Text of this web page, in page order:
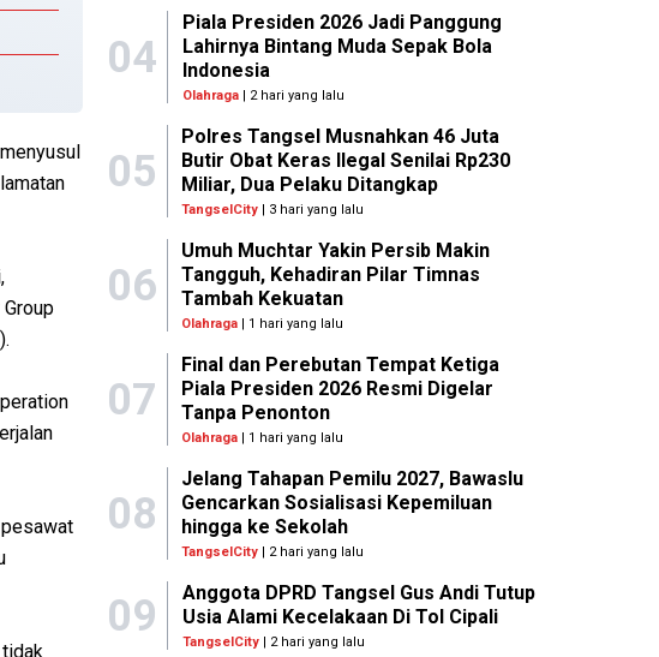
tidak
04
Piala Presiden 2026 Jadi Panggung
Lahirnya Bintang Muda Sepak Bola
Indonesia
Olahraga| 2 hari yang lalu
05
Polres Tangsel Musnahkan 46 Juta
Butir Obat Keras Ilegal Senilai Rp230
Miliar, Dua Pelaku Ditangkap
TangselCity | 3 hari yang lalu
06
Umuh Muchtar Yakin Persib Makin
Tangguh, Kehadiran Pilar Timnas
Tambah Kekuatan
Olahraga | 1 hari yang lalu
07
Final dan Perebutan Tempat Ketiga
Piala Presiden 2026 Resmi Digelar
Tanpa Penonton
Olahraga | 1 hari yang lalu
08
Jelang Tahapan Pemilu 2027, Bawaslu
Gencarkan Sosialisasi Kepemiluan
hingga ke Sekolah
TangselCity | 2 hari yang lalu
09
Anggota DPRD Tangsel Gus Andi Tutup
Usia Alami Kecelakaan Di Tol Cipali
TangselCity| 2 hari yang lalu